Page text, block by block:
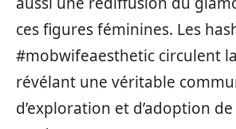
ces figures féminines. Les
#mobwifeaesthetic circulent
révélant une véritable
d’exploration et d’adoption